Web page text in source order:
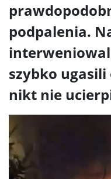
podpalenia.
szybko ugasili
nikt nie